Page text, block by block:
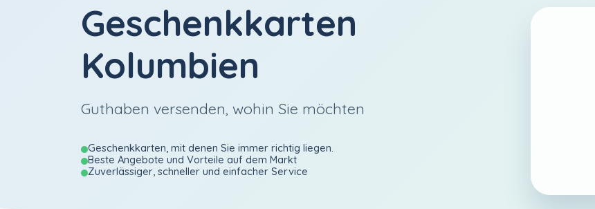
Geschenkkarten
Kolumbien
Guthaben versenden, wohin Sie möchten
Geschenkkarten, mit denen Sie immer richtig liegen.
Beste Angebote und Vorteile auf dem Markt
Zuverlässiger, schneller und einfacher Service